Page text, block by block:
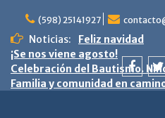
contenido
(598) 25141927
Noticias:
Feliz navidad
¡Se nos viene agosto!
Celebración del Bautismo.
Familia y comunidad en